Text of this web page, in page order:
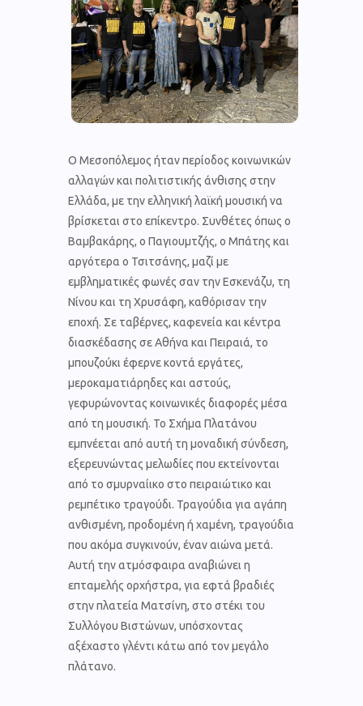
Ο Μεσοπόλεμος ήταν περίοδος κοινωνικών
αλλαγών και πολιτιστικής άνθισης στην
Ελλάδα, με την ελληνική λαϊκή μουσική να
βρίσκεται στο επίκεντρο. Συνθέτες όπως ο
Βαμβακάρης, ο Παγιουμτζής, ο Μπάτης και
αργότερα ο Τσιτσάνης, μαζί με
εμβληματικές φωνές σαν την Εσκενάζυ, τη
Νίνου και τη Χρυσάφη, καθόρισαν την
εποχή. Σε ταβέρνες, καφενεία και κέντρα
διασκέδασης σε Αθήνα και Πειραιά, το
μπουζούκι έφερνε κοντά εργάτες,
μεροκαματιάρηδες και αστούς,
γεφυρώνοντας κοινωνικές διαφορές μέσα
από τη μουσική. Το Σχήμα Πλατάνου
εμπνέεται από αυτή τη μοναδική σύνδεση,
εξερευνώντας μελωδίες που εκτείνονται
από το σμυρναίικο στο πειραιώτικο και
ρεμπέτικο τραγούδι. Τραγούδια για αγάπη
ανθισμένη, προδομένη ή χαμένη, τραγούδια
που ακόμα συγκινούν, έναν αιώνα μετά.
Αυτή την ατμόσφαιρα αναβιώνει η
επταμελής ορχήστρα, για εφτά βραδιές
στην πλατεία Ματσίνη, στο στέκι του
Συλλόγου Βιστώνων, υπόσχοντας
αξέχαστο γλέντι κάτω από τον μεγάλο
πλάτανο.